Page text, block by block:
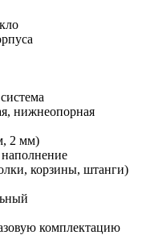
нижнеопорная
2 мм)
корзины, штанги)
комплектацию